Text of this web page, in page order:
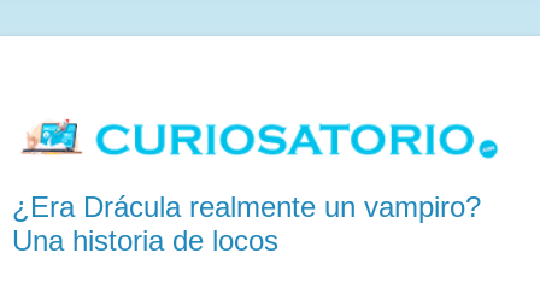
¿Era Drácula realmente un vampiro?
Una historia de locos